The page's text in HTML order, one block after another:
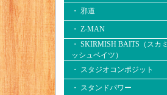
・ 邪道
・ Z-MAN
・ SKIRMISH BAITS（スカミ
ッシュベイツ）
・ スタジオコンポジット
・ スタンドパワー